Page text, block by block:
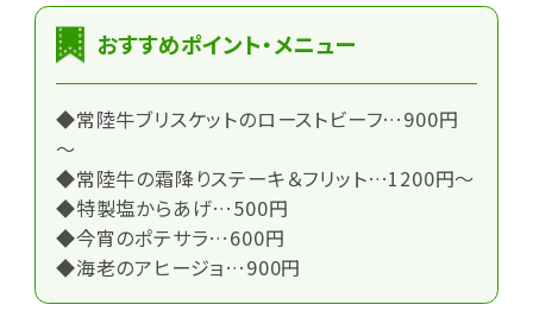
おすすめポイント・メニュー
◆常陸牛ブリスケットのローストビーフ…900円
～
◆常陸牛の霜降りステーキ＆フリット…1200円～
◆特製塩からあげ…500円
◆今宵のポテサラ…600円
◆海老のアヒージョ…900円